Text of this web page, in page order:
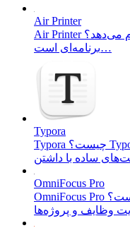
Air Printer
Air Printer چیست و چه کاری انجام می‌دهد؟ Air Printer
برنامه‌ای است…
Typora
Typora چیست؟ Typora برنامه‌ای جهت ویرایش و نوشتن
OmniFocus Pro
OmniFocus Pro چیست؟ OmniFocus Pro نرم‌افزاری حرفه‌ای